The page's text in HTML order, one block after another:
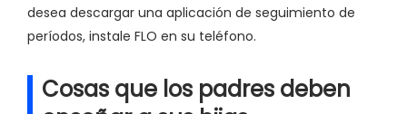
desea descargar una aplicación de seguimiento de
períodos, instale FLO en su teléfono.
Cosas que los padres deben